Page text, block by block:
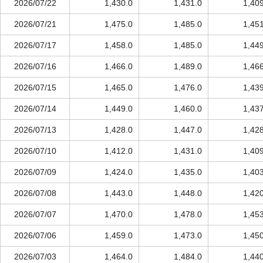
2026/07/22 1,430.0 1,431.0
2026/07/21 1,475.0 1,485.0
2026/07/17 1,458.0 1,485.0
2026/07/16 1,466.0 1,489.0
2026/07/15 1,465.0 1,476.0
2026/07/14 1,449.0 1,460.0
2026/07/13 1,428.0 1,447.0
2026/07/10 1,412.0 1,431.0
2026/07/09 1,424.0 1,435.0
2026/07/08 1,443.0 1,448.0
2026/07/07 1,470.0 1,478.0
2026/07/06 1,459.0 1,473.0
2026/07/03 1,464.0 1,484.0